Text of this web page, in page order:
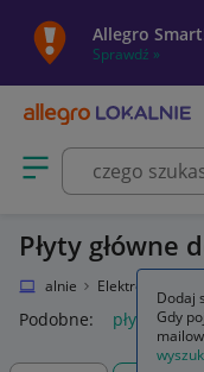
Allegro
Sprawdź »
Otwórz menu z
Płyty główne
Lokalnie Elektronika
Podobne: płyty
Dodaj
Gdy